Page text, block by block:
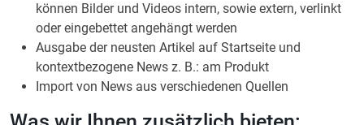
können Bilder und Videos intern, sowie extern, verlinkt
oder eingebettet angehängt werden
Ausgabe der neusten Artikel auf Startseite und
kontextbezogene News z. B.: am Produkt
Import von News aus verschiedenen Quellen